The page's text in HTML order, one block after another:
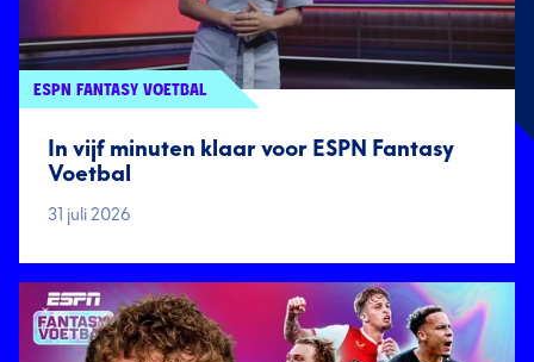
ESPN FANTASY VOETBAL
In vijf minuten klaar voor ESPN Fantasy
Voetbal
31 juli 2026